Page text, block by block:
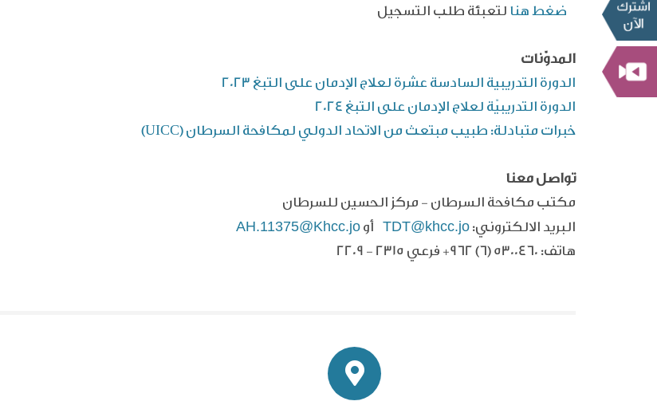
ضغط هنا لتعبئة طلب التسجيل
المدوّنات
الدورة التدريبية السادسة عشرة لعلاج الإدمان على التبغ 2023
الدورة التدريبيّة لعلاج الإدمان على التبغ 2024
خبرات متبادلة: طبيب مبتعث من الاتحاد الدولي لمكافحة السرطان (UICC)
تواصل معنا
مكتب مكافحة السرطان - مركز الحسين للسرطان
البريد الالكتروني: TDT@khcc.jo أو AH.11375@Khcc.jo
هاتف: +962 (6) 5300460 فرعي 2315 - 2209